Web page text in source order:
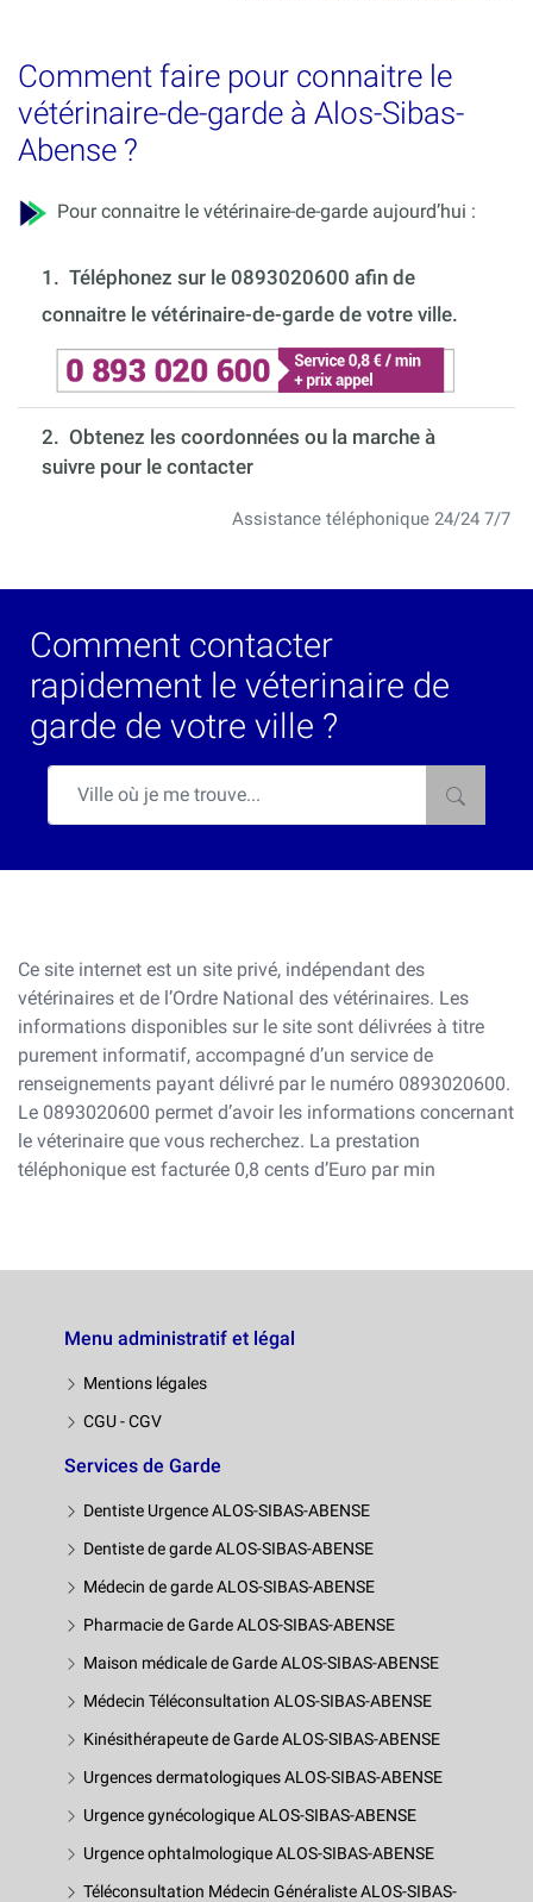
Comment faire pour connaitre le
vétérinaire-de-garde à Alos-Sibas-
Abense ?
Pour connaitre le vétérinaire-de-garde aujourd’hui :
1. Téléphonez sur le 0893020600 afin de
connaitre le vétérinaire-de-garde de votre ville.
2. Obtenez les coordonnées ou la marche à
suivre pour le contacter
Assistance téléphonique 24/24 7/7
Comment contacter
rapidement le véterinaire de
garde de votre ville ?
Ce site internet est un site privé, indépendant des
vétérinaires et de l’Ordre National des vétérinaires. Les
informations disponibles sur le site sont délivrées à titre
purement informatif, accompagné d’un service de
renseignements payant délivré par le numéro 0893020600.
Le 0893020600 permet d’avoir les informations concernant
le véterinaire que vous recherchez. La prestation
téléphonique est facturée 0,8 cents d’Euro par min
Menu administratif et légal
Mentions légales
CGU - CGV
Services de Garde
Dentiste Urgence ALOS-SIBAS-ABENSE
Dentiste de garde ALOS-SIBAS-ABENSE
Médecin de garde ALOS-SIBAS-ABENSE
Pharmacie de Garde ALOS-SIBAS-ABENSE
Maison médicale de Garde ALOS-SIBAS-ABENSE
Médecin Téléconsultation ALOS-SIBAS-ABENSE
Kinésithérapeute de Garde ALOS-SIBAS-ABENSE
Urgences dermatologiques ALOS-SIBAS-ABENSE
Urgence gynécologique ALOS-SIBAS-ABENSE
Urgence ophtalmologique ALOS-SIBAS-ABENSE
Téléconsultation Médecin Généraliste ALOS-SIBAS-